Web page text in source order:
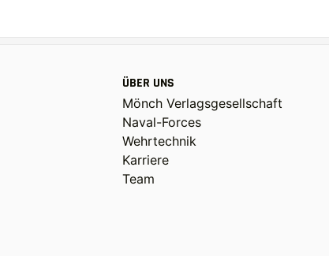
ÜBER UNS
Mönch Verlagsgesellschaft
Naval-Forces
Wehrtechnik
Karriere
Team